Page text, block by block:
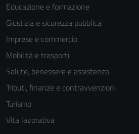
Educazione e formazione
Giustizia e sicurezza pubblica
Imprese e commercio
Mobilità e trasporti
Salute, benessere e assistenza
Tributi, finanze e contravvenzioni
Turismo
Vita lavorativa